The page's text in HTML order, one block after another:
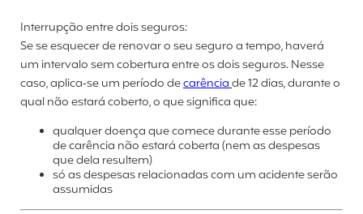
Interrupção entre dois seguros:
Se se esquecer de renovar o seu seguro a tempo, haverá
um intervalo sem cobertura entre os dois seguros. Nesse
caso, aplica‑se um período decarênciade 12 dias, durante o
qual não estarácoberto, o que significa que:
qualquer doença que comece durante esse período
de carência não estará coberta (nem as despesas
que dela resultem)
só as despesas relacionadas com um acidente serão
assumidas